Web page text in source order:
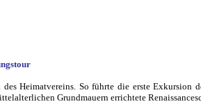
Heimatvereins. So führte die erste Exkursion
Grundmauern errichtete